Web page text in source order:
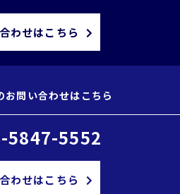
わせはこちら
お問い合わせはこちら
5847-5552
わせはこちら